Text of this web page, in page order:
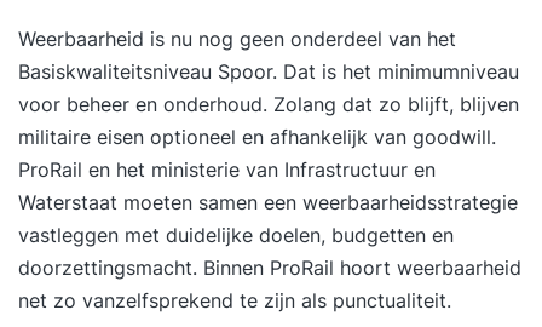
Weerbaarheid is nu nog geen onderdeel van het
Basiskwaliteitsniveau Spoor. Dat is het minimumniveau
voor beheer en onderhoud. Zolang dat zo blijft, blijven
militaire eisen optioneel en afhankelijk van goodwill.
ProRail en het ministerie van Infrastructuur en
Waterstaat moeten samen een weerbaarheidsstrategie
vastleggen met duidelijke doelen, budgetten en
doorzettingsmacht. Binnen ProRail hoort weerbaarheid
net zo vanzelfsprekend te zijn als punctualiteit.